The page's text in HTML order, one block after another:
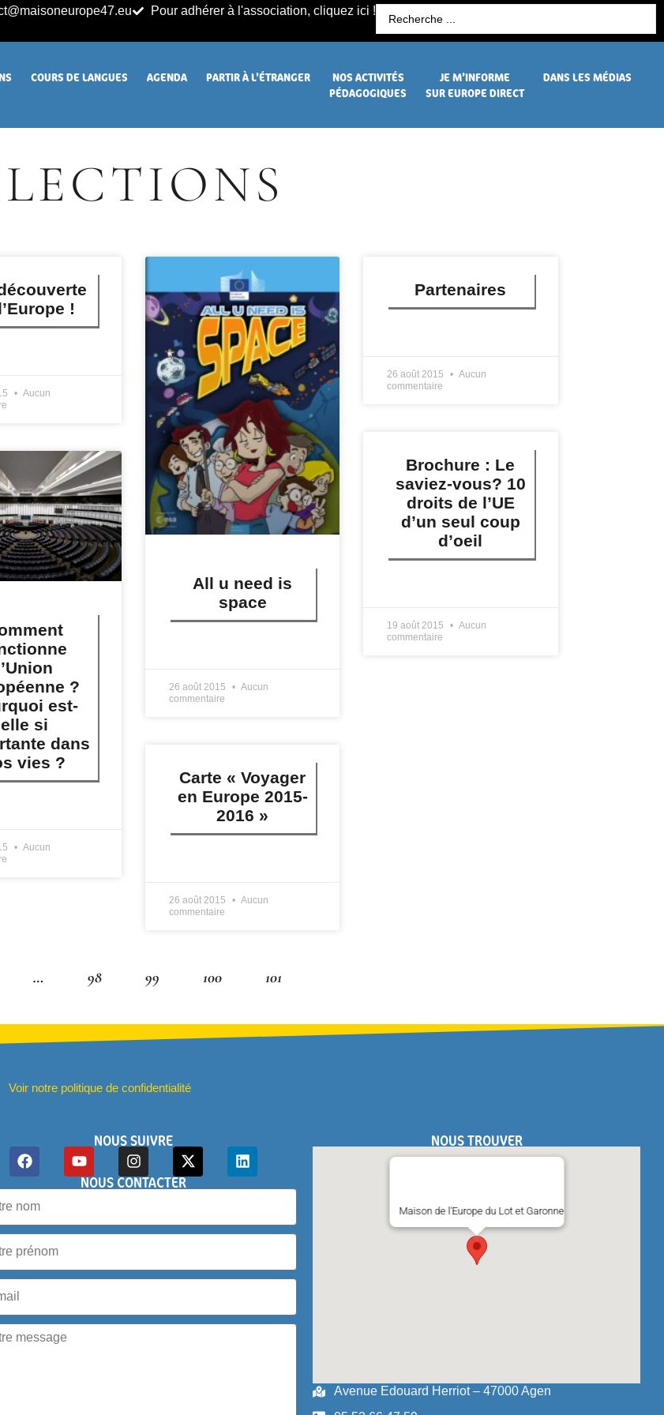
Pour adhérer à l'association, cliquez ici !
COURS DE LANGUES AGENDA PARTIR À L’ÉTRANGER
NOS ACTIVITÉS
PÉDAGOGIQUES
JE M’INFORME
SUR EUROPE DIRECT
DANS LES MÉDIAS
!
Aucun
All u need is
space
26 août 2015
Aucun
commentaire
Partenaires
26 août 2015
Aucun
commentaire
?
est-
elle si
dans
vies ?
Aucun
Carte « Voyager
en Europe 2015-
2016 »
26 août 2015
Aucun
commentaire
Brochure : Le
saviez-vous? 10
droits de l’UE
d’un seul coup
d’oeil
19 août 2015
Aucun
commentaire
… 98 99 100 101
Voir notre politique de confidentialité
NOUS SUIVRE
NOUS CONTACTER
NOUS TROUVER
Maison de l'Europe du Lot et Garonne
Avenue Edouard Herriot – 47000 Agen